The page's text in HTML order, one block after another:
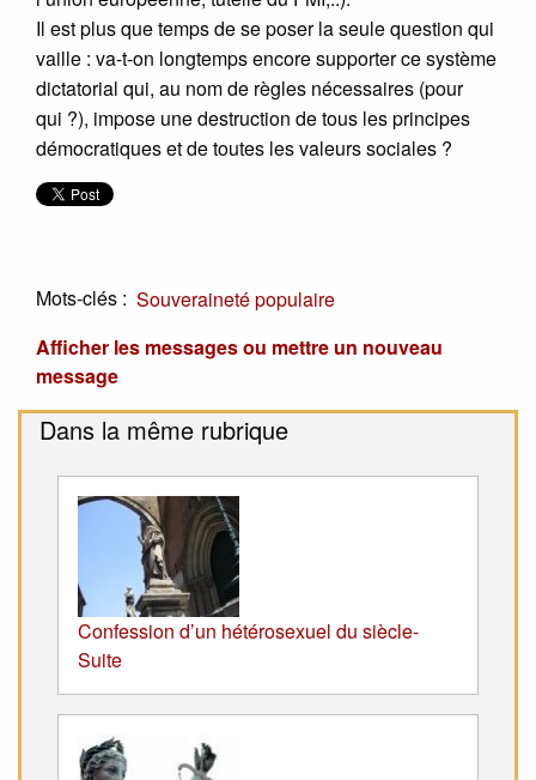
Il est plus que temps de se poser la seule question qui
vaille : va-t-on longtemps encore supporter ce système
dictatorial qui, au nom de règles nécessaires (pour
qui ?), impose une destruction de tous les principes
démocratiques et de toutes les valeurs sociales ?
Mots-clés : Souveraineté populaire
Afficher les messages ou mettre un nouveau
message
Dans la même rubrique
Confession d’un hétérosexuel du siècle-
Suite